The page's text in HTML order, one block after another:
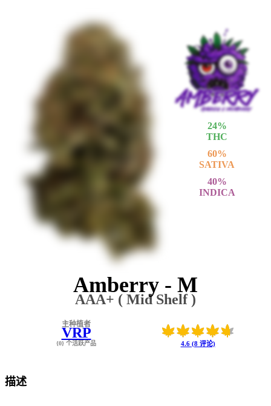
24%
THC
60%
SATIVA
40%
INDICA
Amberry - M
AAA+ ( Mid Shelf )
4.6 (8 评论)
主种植者
VRP
{0} 个活跃产品
描述